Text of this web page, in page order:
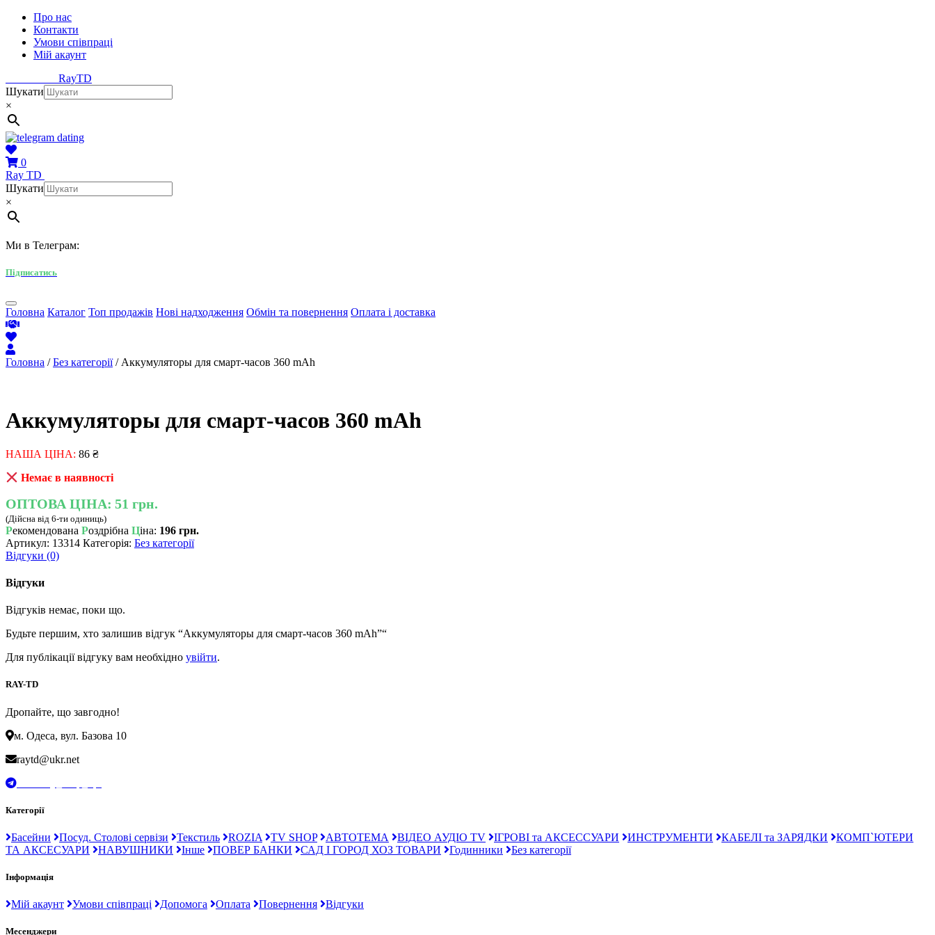
Про нас
Контакти
Умови співпраці
Мій акаунт
RayTD
Шукати
×
0
Ray TD
Шукати
×
Ми в Телеграм:
Підписатись
Головна Каталог Топ продажів Нові надходження Обмін та повернення Оплата і доставка
Головна /Без категорії/ Аккумуляторы для смарт-часов 360 mAh
Аккумуляторы для смарт-часов 360 mAh
НАША ЦІНА: 86 ₴
Немає в наявності
ОПТОВА ЦІНА: 51 грн.
(Дійсна від 6-ти одиниць)
Рекомендована Роздрібна Ціна: 196 грн.
Артикул: 13314 Категорія: Без категорії
Відгуки (0)
Відгуки
Відгуків немає, поки що.
Будьте першим, хто залишив відгук “Аккумуляторы для смарт-часов 360 mAh”“
Для публікації відгуку вам необхідно увійти.
RAY-TD
Дропайте, що завгодно!
м. Одеса, вул. Базова 10
raytd@ukr.net
Категорії
Басейни Посуд. Столові сервізи Текстиль ROZIA TV SHOP АВТОТЕМА ВІДЕО АУДІО TV ІГРОВІ та АКСЕССУАРИ ИНСТРУМЕНТИ КАБЕЛІ та ЗАРЯДКИ
КОМП`ЮТЕРИ
ТА АКСЕСУАРИ
НАВУШНИКИ Інше ПОВЕР БАНКИ САД І ГОРОД ХОЗ ТОВАРИ Годинники Без категорії
Інформація
Мій акаунт Умови співпраці Допомога Оплата Повернення Відгуки
Месенджери